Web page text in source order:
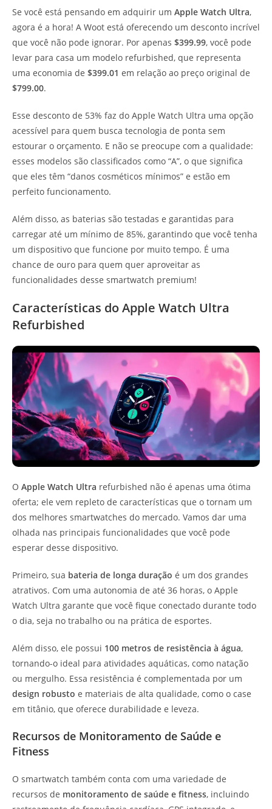
Se você está pensando em adquirir um Apple Watch Ultra,
agora é a hora! A Woot está oferecendo um desconto incrível
que você não pode ignorar. Por apenas $399.99, você pode
levar para casa um modelo refurbished, que representa
uma economia de $399.01 em relação ao preço original de
$799.00.
Esse desconto de 53% faz do Apple Watch Ultra uma opção
acessível para quem busca tecnologia de ponta sem
estourar o orçamento. E não se preocupe com a qualidade:
esses modelos são classificados como “A”, o que significa
que eles têm “danos cosméticos mínimos” e estão em
perfeito funcionamento.
Além disso, as baterias são testadas e garantidas para
carregar até um mínimo de 85%, garantindo que você tenha
um dispositivo que funcione por muito tempo. É uma
chance de ouro para quem quer aproveitar as
funcionalidades desse smartwatch premium!
Características do Apple Watch Ultra
Refurbished
O Apple Watch Ultra refurbished não é apenas uma ótima
oferta; ele vem repleto de características que o tornam um
dos melhores smartwatches do mercado. Vamos dar uma
olhada nas principais funcionalidades que você pode
esperar desse dispositivo.
Primeiro, sua bateria de longa duração é um dos grandes
atrativos. Com uma autonomia de até 36 horas, o Apple
Watch Ultra garante que você fique conectado durante todo
o dia, seja no trabalho ou na prática de esportes.
Além disso, ele possui 100 metros de resistência à água,
tornando-o ideal para atividades aquáticas, como natação
ou mergulho. Essa resistência é complementada por um
design robusto e materiais de alta qualidade, como o case
em titânio, que oferece durabilidade e leveza.
Recursos de Monitoramento de Saúde e
Fitness
O smartwatch também conta com uma variedade de
recursos de monitoramento de saúde e fitness, incluindo